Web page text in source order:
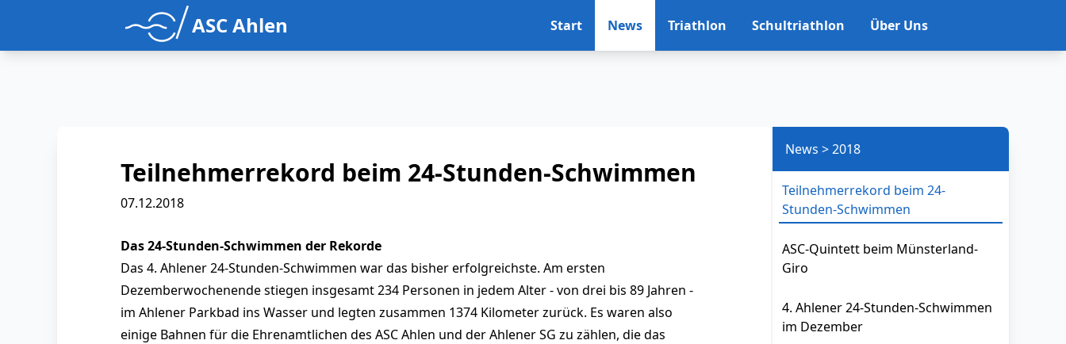
ASC Ahlen Start News Triathlon Schultriathlon Über Uns
Teilnehmerrekord beim 24-Stunden-Schwimmen
07.12.2018
Das 24-Stunden-Schwimmen der Rekorde
Das 4. Ahlener 24-Stunden-Schwimmen war das bisher erfolgreichste. Am ersten
Dezemberwochenende stiegen insgesamt 234 Personen in jedem Alter - von drei bis 89 Jahren -
im Ahlener Parkbad ins Wasser und legten zusammen 1374 Kilometer zurück. Es waren also
einige Bahnen für die Ehrenamtlichen des ASC Ahlen und der Ahlener SG zu zählen, die das
News > 2018
Teilnehmerrekord beim 24-
Stunden-Schwimmen
ASC-Quintett beim Münsterland-
Giro
4. Ahlener 24-Stunden-Schwimmen
im Dezember